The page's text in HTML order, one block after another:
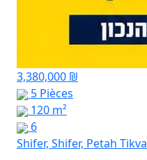
3,380,000 ₪
5 Pièces
120 m²
6
Shifer, Shifer, Petah Tikva